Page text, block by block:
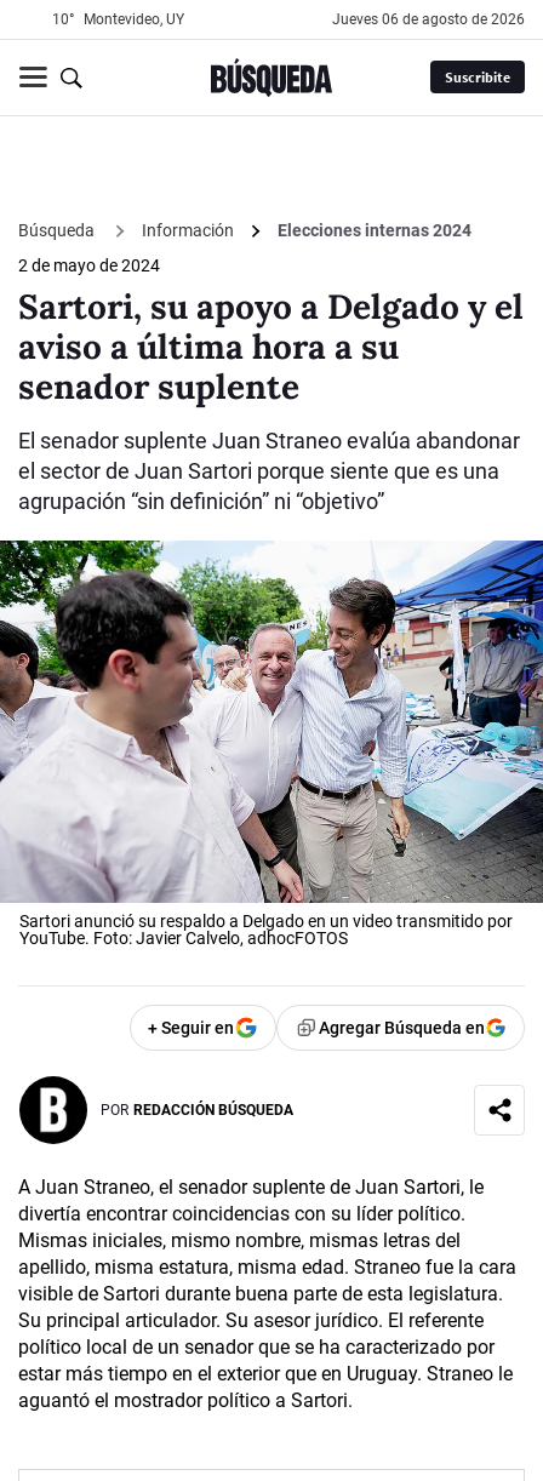
10° Montevideo, UY jueves 06 de agosto de 2026
Suscribite
Búsqueda Información
Elecciones internas 2024
2 de mayo de 2024
Sartori, su apoyo a Delgado y el
aviso a última hora a su
senador suplente
El senador suplente Juan Straneo evalúa abandonar
el sector de Juan Sartori porque siente que es una
agrupación “sin definición” ni “objetivo”
Sartori anunció su respaldo a Delgado en un video transmitido por
YouTube. Foto: Javier Calvelo, adhocFOTOS
+ Seguir en Agregar Búsqueda en
POR REDACCIÓN BÚSQUEDA
A Juan Straneo, el senador suplente de Juan Sartori, le
divertía encontrar coincidencias con su líder político.
Mismas iniciales, mismo nombre, mismas letras del
apellido, misma estatura, misma edad. Straneo fue la cara
visible de Sartori durante buena parte de esta legislatura.
Su principal articulador. Su asesor jurídico. El referente
político local de un senador que se ha caracterizado por
estar más tiempo en el exterior que en Uruguay. Straneo le
aguantó el mostrador político a Sartori.